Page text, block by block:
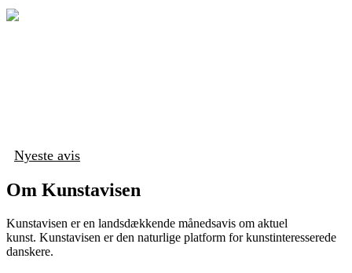
Nyeste avis
Om Kunstavisen
Kunstavisen er en landsdækkende månedsavis om aktuel
kunst. Kunstavisen er den naturlige platform for kunstinteresserede
danskere.